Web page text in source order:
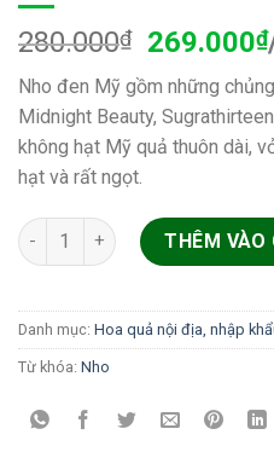
280.000₫ 269.000₫
Nho đen Mỹ gồm những
Midnight Beauty,
không hạt Mỹ quả thuôn dài,
hạt và rất ngọt.
Nho đen nhập khẩu số lượng
THÊM VÀO
Danh mục: Hoa quả nội địa, nhập
Từ khóa: Nho